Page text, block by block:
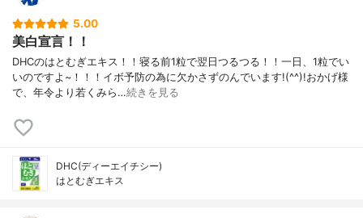
5.00
美白宣言！！
DHCのはとむぎエキス！！寝る前1粒で翌日つるつる！！一日、1粒でい
いのですよ~！！！イボ予防の為に欠かさずのんでいます!(^^)!おかげ様
で、年令より若くみら…続きを見る
DHC(ディーエイチシー)
はとむぎエキス